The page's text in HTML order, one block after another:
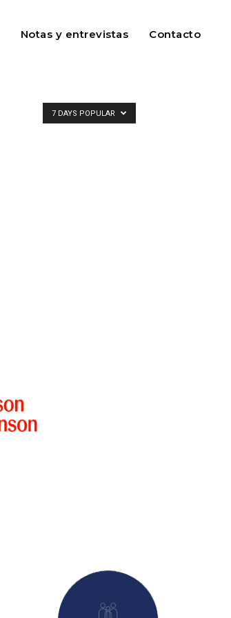
Notas y entrevistas Contacto
7 DAYS POPULAR